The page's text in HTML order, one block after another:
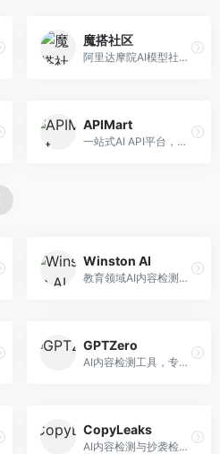
魔搭社区
阿里达摩院AI模型社区，专注于中文AI生态。面向中文开发者，提供开源模型、数据集、开发工具等资源，中文模型丰富。
APIMart
一站式AI API平台，整合多种AI服务。面向开发者，提供模型API、图像处理、语音识别等服务，API种类丰富。
Winston AI
教育领域AI内容检测平台，专注于学术诚信。面向教育机构，提供AI内容检测、抄袭检测、报告生成等服务，教育适配性强。
GPTZero
AI内容检测工具，专注于AI生成文本识别。面向教育工作者和出版商，提供文本检测、批量分析、API接口等服务，检测准确率高。
CopyLeaks
AI内容检测与抄袭检测平台，专注于内容原创性验证。面向教育机构和出版商，提供AI检测、抄袭检测、多语言支持等服务，检测全面。